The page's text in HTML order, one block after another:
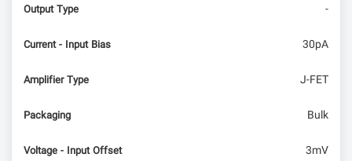
Output Type -
Current - Input Bias 30pA
Amplifier Type J-FET
Packaging Bulk
Voltage - Input Offset 3mV